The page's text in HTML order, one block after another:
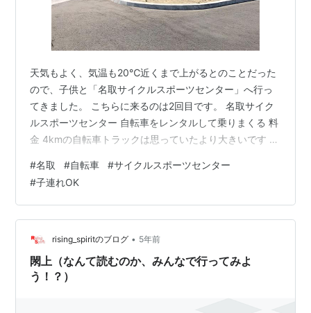
天気もよく、気温も20℃近くまで上がるとのことだった
ので、子供と「名取サイクルスポーツセンター」へ行っ
てきました。 こちらに来るのは2回目です。 名取サイク
ルスポーツセンター 自転車をレンタルして乗りまくる 料
金 4kmの自転車トラックは思っていたより大きいです 変
も遊具がある公園スペースも 名取サイクルスポーツセン
ター 自転車をレンタルして乗りまくる 4kmほどもある自
転車トラックは自転車をレンタルして自転車を楽しむこ
とができます。 子供用自転車、補助輪付き、ママチャ
リ、電動自転車、2人乗り自転車、ロードバイクなどな
ど、たくさんの種類の自転…
#名取 #自転車 #サイクルスポーツセンター
#子連れOK
rising_spiritのブログ • 5年前
閖上（なんて読むのか、みんなで行ってみよ
う！？）